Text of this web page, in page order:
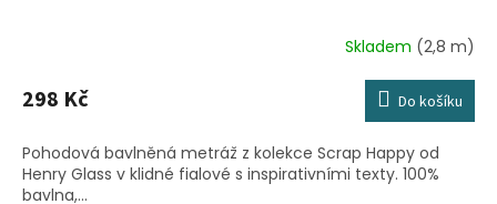
Skladem (2,8 m)
298 Kč Do košíku
Pohodová bavlněná metráž z kolekce Scrap Happy od
Henry Glass v klidné fialové s inspirativními texty. 100%
bavlna,...